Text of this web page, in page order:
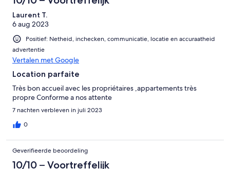
Laurent T.
6 aug 2023
Positief: Netheid, inchecken, communicatie, locatie en accuraatheid
advertentie
Vertalen met Google
Location parfaite
Très bon accueil avec les propriétaires ,appartements très
propre Conforme a nos attente
7 nachten verbleven in juli 2023
0
Geverifieerde beoordeling
10/10 – Voortreffelijk